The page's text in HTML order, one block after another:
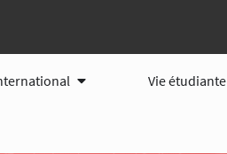
Ouvrir International
Vie étudiante